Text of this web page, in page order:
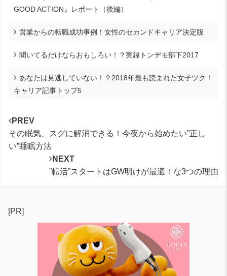
GOOD ACTION』レポート（後編）
営業からの転職成功事例！女性のセカンドキャリア決定版
聞いてるだけならおもしろい！？実録トンデモ部下2017
あなたは見逃していない！？2018年最も読まれた女子ツク！
キャリア記事トップ5
PREV
その眠気、スグに解消できる！今夜から始めたい”正し
い”睡眠方法
NEXT
”転活”スタートはGW明けが最適！な3つの理由
[PR]